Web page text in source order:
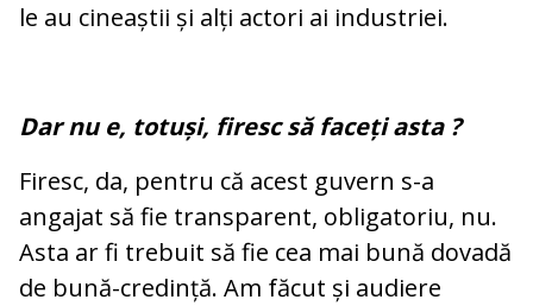
le au cineaștii și alți actori ai industriei.
Dar nu e, totuși, firesc să faceți asta ?
Firesc, da, pentru că acest guvern s-a
angajat să fie transparent, obligatoriu, nu.
Asta ar fi trebuit să fie cea mai bună dovadă
de bună-credință. Am făcut și audiere